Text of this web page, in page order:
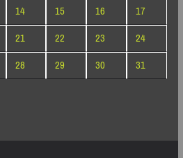
14 15 16
17
21 22 23
24
28 29 30
31